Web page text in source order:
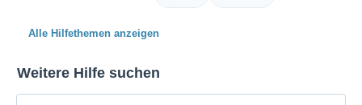
Alle Hilfethemen anzeigen
Weitere Hilfe suchen